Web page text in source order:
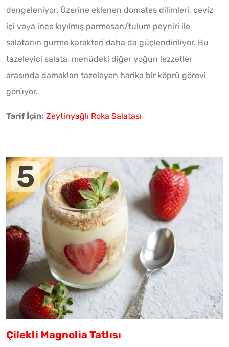
dengeleniyor. Üzerine eklenen domates dilimleri, ceviz
içi veya ince kıyılmış parmesan/tulum peyniri ile
salatanın gurme karakteri daha da güçlendiriliyor. Bu
tazeleyici salata, menüdeki diğer yoğun lezzetler
arasında damakları tazeleyen harika bir köprü görevi
görüyor.
Tarif İçin: Zeytinyağlı Roka Salatası
Çilekli Magnolia Tatlısı